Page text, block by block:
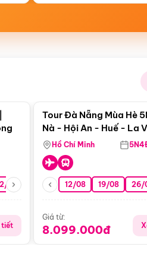
08 26/08 05/09 09/09 12/
tiết
Tour Đà Nẵng Mùa Hè
Nà - Hội An - Huế - La
Động Thiên Đường
Hồ Chí Minh
12/08 19/08 26/
Giá từ:
8.099.000đ